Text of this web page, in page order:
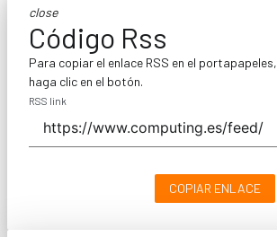
close
Código Rss
Para copiar el enlace RSS en el portapapeles,
haga clic en el botón.
RSS link
COPIAR ENLACE